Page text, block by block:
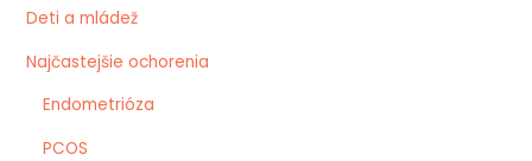
Deti a mládež
Najčastejšie ochorenia
Endometrióza
PCOS